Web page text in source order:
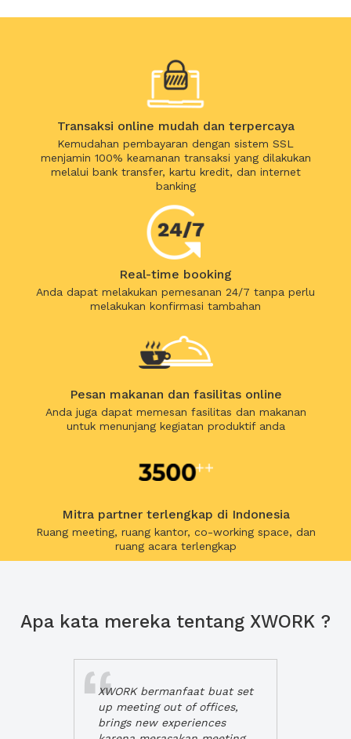
Transaksi online mudah dan terpercaya
Kemudahan pembayaran dengan sistem SSL
menjamin 100% keamanan transaksi yang dilakukan
melalui bank transfer, kartu kredit, dan internet
banking
Real-time booking
Anda dapat melakukan pemesanan 24/7 tanpa perlu
melakukan konfirmasi tambahan
Pesan makanan dan fasilitas online
Anda juga dapat memesan fasilitas dan makanan
untuk menunjang kegiatan produktif anda
Mitra partner terlengkap di Indonesia
Ruang meeting, ruang kantor, co-working space, dan
ruang acara terlengkap
Apa kata mereka tentang XWORK ?
XWORK bermanfaat buat set
up meeting out of offices,
brings new experiences